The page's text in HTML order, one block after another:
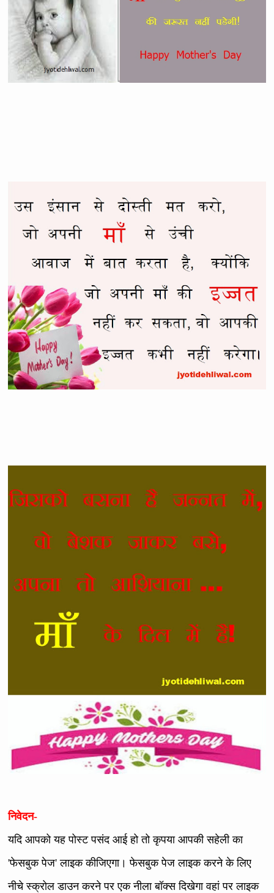
निवेदन-
यदि आपको यह पोस्ट पसंद आई हो तो कृपया आपकी सहेली का
'फेसबुक पेज' लाइक कीजिएगा। फेसबुक पेज लाइक करने के लिए
नीचे स्क्रोल डाउन करने पर एक नीला बॉक्स दिखेगा वहां पर लाइक